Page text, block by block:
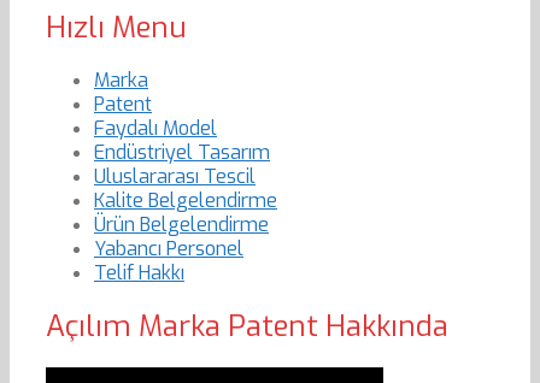
Hızlı Menu
Marka
Patent
Faydalı Model
Endüstriyel Tasarım
Uluslararası Tescil
Kalite Belgelendirme
Ürün Belgelendirme
Yabancı Personel
Telif Hakkı
Açılım Marka Patent Hakkında